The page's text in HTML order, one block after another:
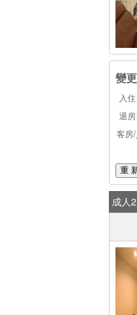
變
入
退房
客房/
重
成人